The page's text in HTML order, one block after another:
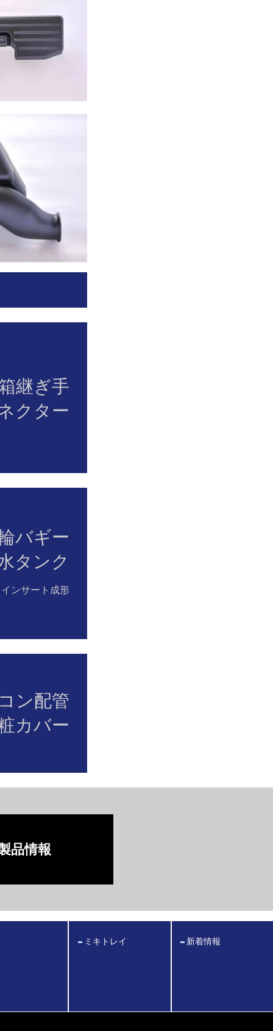
継ぎ手
クター
バギー
タンク
ンサート成形
ン配管
カバー
品情報
ミキトレイ 新着情報